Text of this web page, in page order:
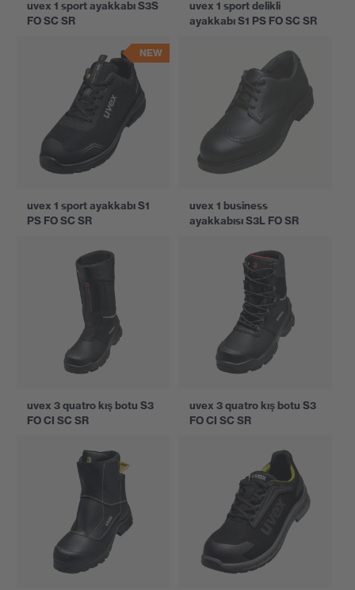
uvex 1 sport ayakkabı S3S
FO SC SR
uvex 1 sport delikli
ayakkabı S1 PS FO SC SR
NEW
uvex 1 sport ayakkabı S1
PS FO SC SR
uvex 1 business
ayakkabısı S3L FO SR
uvex 3 quatro kış botu S3
FO CI SC SR
uvex 3 quatro kış botu S3
FO CI SC SR